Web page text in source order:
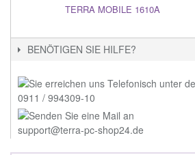
TERRA MOBILE 1610A
BENÖTIGEN SIE HILFE?